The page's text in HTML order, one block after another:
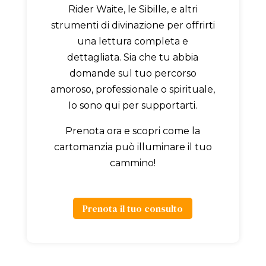
Rider Waite, le Sibille, e altri
strumenti di divinazione per offrirti
una lettura completa e
dettagliata. Sia che tu abbia
domande sul tuo percorso
amoroso, professionale o spirituale,
Io sono qui per supportarti.
Prenota ora e scopri come la
cartomanzia può illuminare il tuo
cammino!
Prenota il tuo consulto